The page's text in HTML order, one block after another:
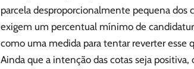
parcela desproporcionalmente pequena dos
exigem um percentual mínimo de
como uma medida para tentar reverter esse
Ainda que a intenção das cotas seja